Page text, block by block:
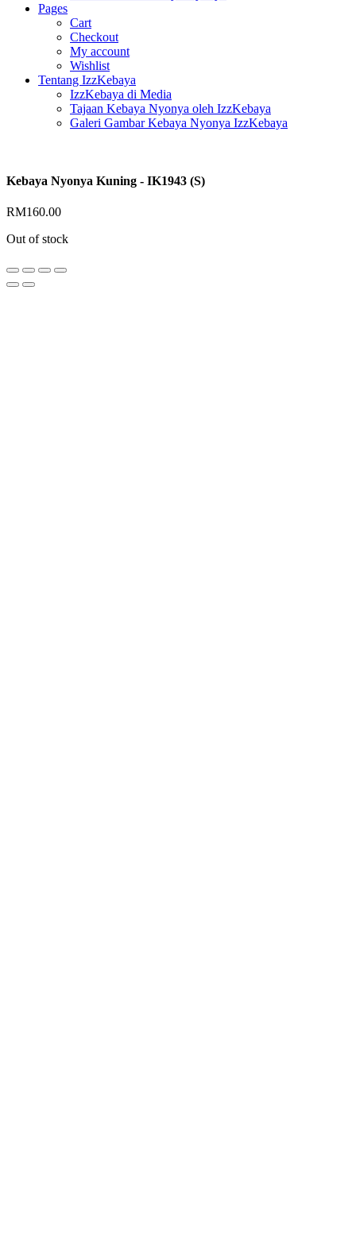
Pages
Cart
Checkout
My account
Wishlist
Tentang IzzKebaya
IzzKebaya di Media
Tajaan Kebaya Nyonya oleh IzzKebaya
Galeri Gambar Kebaya Nyonya IzzKebaya
Kebaya Nyonya Kuning - IK1943 (S)
RM160.00
Out of stock